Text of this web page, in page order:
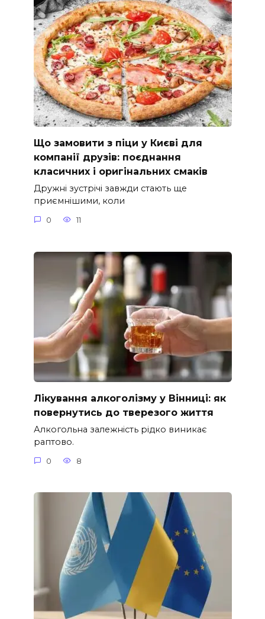
Що замовити з піци у Києві для
компанії друзів: поєднання
класичних і оригінальних смаків
Дружні зустрічі завжди стають ще
приємнішими, коли
0 11
Лікування алкоголізму у Вінниці: як
повернутись до тверезого життя
Алкогольна залежність рідко виникає
раптово.
0 8